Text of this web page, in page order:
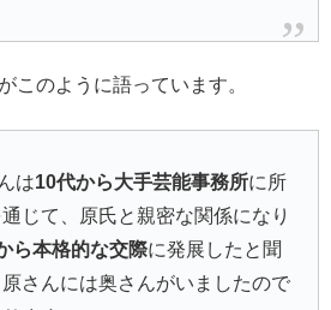
このように語っています。
は10代から大手芸能事務所に所
じて、原氏と親密な関係になり
ら本格的な交際に発展したと聞
さんには奥さんがいましたので